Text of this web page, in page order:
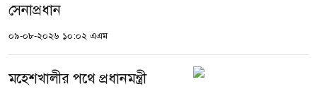
সেনাপ্রধান
০৯-০৮-২০২৬ ১০:০২ এএম
মহেশখালীর পথে প্রধানমন্ত্রী